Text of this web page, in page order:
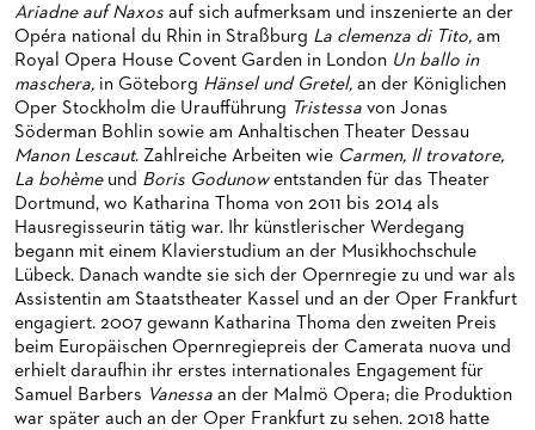
GENERAL­MUSIKDIREKTOR
MITGLIEDER DES ORCHESTERS
PAUL-HINDEMITH-ORCHESTER­AKADEMIE
HISTORIE DES ORCHESTERS
STELLEN­ANGEBOTE ORCHESTER UND AKADEMIE
KINDERCHOR
PRESSE
KONTAKT
PRESSE­MITTEILUNGEN
PRESSEFOTOS
MATERIALIEN
PRESSE­STIMMEN
NEWS
UMBESETZUNGEN
MEDIATHEK
BLOG
KOSTÜMPODCAST
CD / DVD-SERIE DER OPER FRANKFURT
BLOG
SERVICE
GRUPPENREISEN
FÜR STUDIERENDE
NEWSLETTER
ABONNEMENT
ÜBERSICHT SERIEN
ABONNEMENT-BEDINGUNGEN / INFORMATION
PATRONATSVEREIN
OPERNGALA
PARTNER UND SPENDEN
Ariadne auf Naxos auf sich aufmerksam und inszenierte an der
Opéra national du Rhin in Straßburg La clemenza di Tito, am
Royal Opera House Covent Garden in London Un ballo in
maschera, in Göteborg Hänsel und Gretel, an der Königlichen
Oper Stockholm die Uraufführung Tristessa von Jonas
Söderman Bohlin sowie am Anhaltischen Theater Dessau
Manon Lescaut. Zahlreiche Arbeiten wie Carmen, Il trovatore,
La bohème und Boris Godunowentstanden für das Theater
Dortmund, wo Katharina Thoma von 2011 bis 2014 als
Hausregisseurin tätig war. Ihr künstlerischer Werdegang
begann mit einem Klavierstudium an der Musikhochschule
Lübeck. Danach wandte sie sich der Opernregie zu und war als
Assistentin am Staatstheater Kassel und an der Oper Frankfurt
engagiert. 2007 gewann Katharina Thoma den zweiten Preis
beim Europäischen Opernregiepreis der Camerata nuova und
erhielt daraufhin ihr erstes internationales Engagement für
Samuel Barbers Vanessa an der Malmö Opera; die Produktion
war später auch an der Oper Frankfurt zu sehen. 2018 hatte